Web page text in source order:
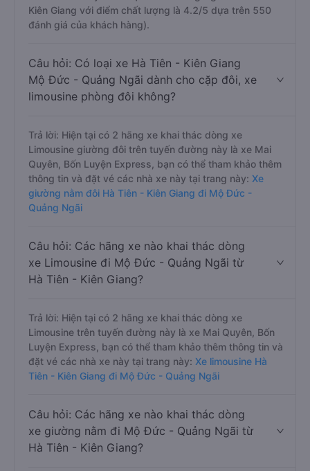
Kiên Giang với điểm chất lượng là 4.2/5 dựa trên 550
đánh giá của khách hàng).
Câu hỏi: Có loại xe Hà Tiên - Kiên Giang
Mộ Đức - Quảng Ngãi dành cho cặp đôi, xe
limousine phòng đôi không?
Trả lời: Hiện tại có 2 hãng xe khai thác dòng xe
Limousine giường đôi trên tuyến đường này là xe Mai
Quyên, Bốn Luyện Express, bạn có thể tham khảo thêm
thông tin và đặt vé các nhà xe này tại trang này: Xe
giường nằm đôi Hà Tiên - Kiên Giang đi Mộ Đức -
Quảng Ngãi
Câu hỏi: Các hãng xe nào khai thác dòng
xe Limousine đi Mộ Đức - Quảng Ngãi từ
Hà Tiên - Kiên Giang?
Trả lời: Hiện tại có 2 hãng xe khai thác dòng xe
Limousine trên tuyến đường này là xe Mai Quyên, Bốn
Luyện Express, bạn có thể tham khảo thêm thông tin và
đặt vé các nhà xe này tại trang này: Xe limousine Hà
Tiên - Kiên Giang đi Mộ Đức - Quảng Ngãi
Câu hỏi: Các hãng xe nào khai thác dòng
xe giường nằm đi Mộ Đức - Quảng Ngãi từ
Hà Tiên - Kiên Giang?